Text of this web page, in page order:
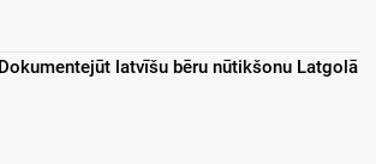
Dokumentejūt latvīšu bēru nūtikšonu Latgolā